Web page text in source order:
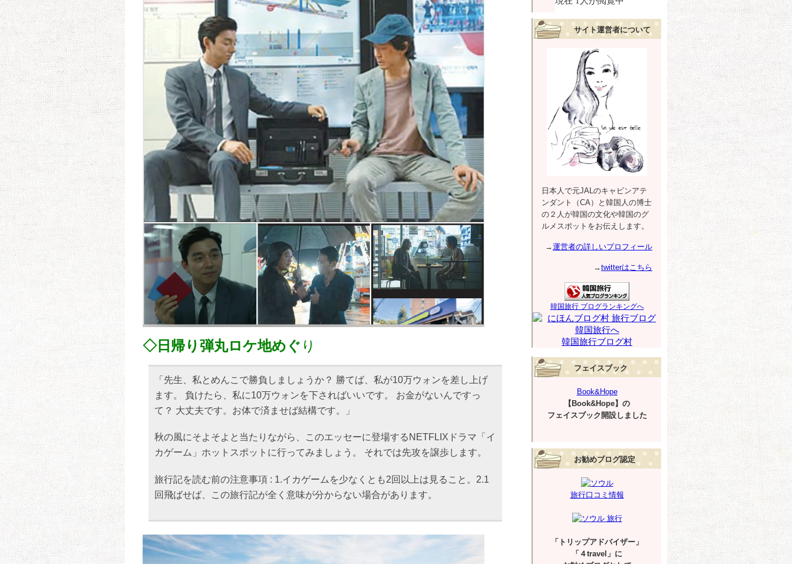
◇日帰り弾丸ロケ地めぐ り
「先生、私とめんこで勝負しましょうか？ 勝てば、私が10万ウォンを差し上げ
ます。 負けたら、私に10万ウォンを下さればいいです。 お金がないんですっ
て？ 大丈夫です。お体で済ませば結構です。」
秋の風にそよそよと当たりながら、このエッセーに登場するNETFLIXドラマ「イ
カゲーム」ホットスポットに行ってみましょう。 それでは先攻を譲歩します。
旅行記を読む前の注意事項 : 1.イカゲームを少なくとも2回以上は見ること。2.1
回飛ばせば、この旅行記が全く意味が分からない場合があります。
サイト運営者について
日本人で元JALのキャビンアテ
ンダント（CA）と韓国人の博士
の２人が韓国の文化や韓国のグ
ルメスポットをお伝えします。
→運営者の詳しいプロフィール
→twitterはこちら
韓国旅行 ブログランキングへ
韓国旅行ブログ村
フェイスブック
Book&Hope
【Book&Hope】の
フェイスブック開設しました
お勧めブログ認定
旅行口コミ情報
「トリップアドバイザー」
「４travel」に